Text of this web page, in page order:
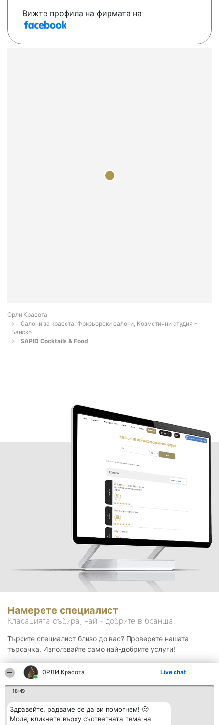
ОРЛИ Красота Live chat
18:49
Здравейте, радваме се да ви помогнем! 🙂
Моля, кликнете върху съответната тема на
Вижте профила на фирмата на
Орли Красота
Салони за красота, Фризьорски салони, Козметични студия -
Банско
SAPID Cocktails & Food
Намерете специалист
Класацията събира, най - добрите в бранша.
Търсите специалист близо до вас? Проверете нашата
търсачка. Използвайте само най-добрите услуги!